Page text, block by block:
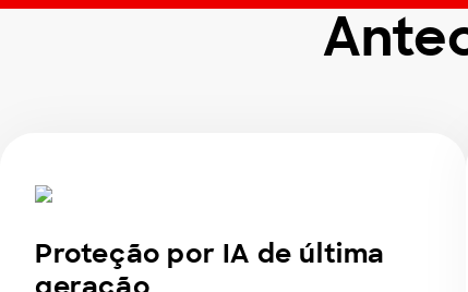
Proteção por IA de última